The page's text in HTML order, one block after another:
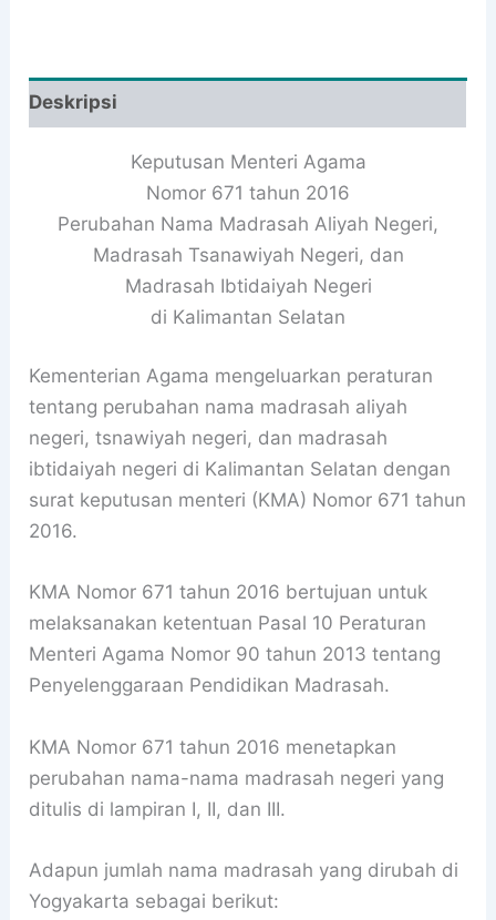
Deskripsi
Keputusan Menteri Agama
Nomor 671 tahun 2016
Perubahan Nama Madrasah Aliyah Negeri,
Madrasah Tsanawiyah Negeri, dan
Madrasah Ibtidaiyah Negeri
di Kalimantan Selatan
Kementerian Agama mengeluarkan peraturan
tentang perubahan nama madrasah aliyah
negeri, tsnawiyah negeri, dan madrasah
ibtidaiyah negeri di Kalimantan Selatan dengan
surat keputusan menteri (KMA) Nomor 671 tahun
2016.
KMA Nomor 671 tahun 2016 bertujuan untuk
melaksanakan ketentuan Pasal 10 Peraturan
Menteri Agama Nomor 90 tahun 2013 tentang
Penyelenggaraan Pendidikan Madrasah.
KMA Nomor 671 tahun 2016 menetapkan
perubahan nama-nama madrasah negeri yang
ditulis di lampiran I, II, dan III.
Adapun jumlah nama madrasah yang dirubah di
Yogyakarta sebagai berikut: